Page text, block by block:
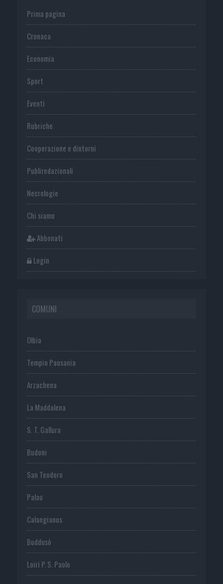
Prima pagina
Cronaca
Economia
Sport
Eventi
Rubriche
Cooperazione e dintorni
Publiredazionali
Necrologie
Chi siamo
Abbonati
Login
COMUNI
Olbia
Tempio Pausania
Arzachena
La Maddalena
S. T. Gallura
Budoni
San Teodoro
Palau
Calangianus
Buddusò
Loiri P. S. Paolo